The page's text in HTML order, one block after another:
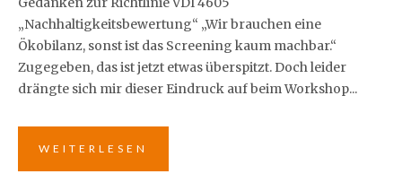
„Nachhaltigkeitsbewertung“ „Wir brauchen eine
Ökobilanz, sonst ist das Screening kaum machbar.“
Zugegeben, das ist jetzt etwas überspitzt. Doch leider
drängte sich mir dieser Eindruck auf beim Workshop...
WEITERLESEN